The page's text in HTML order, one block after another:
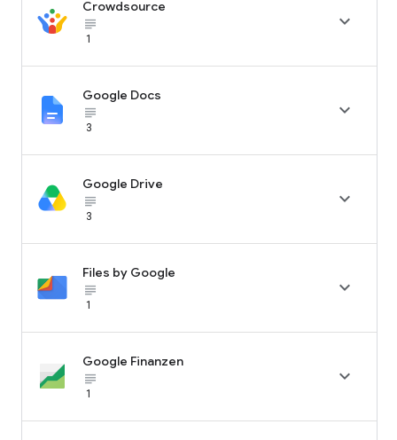
Crowdsource
subject_black
1

Google Docs
subject_black
3

Google Drive
subject_black
3

Files by Google
subject_black
1

Google Finanzen
subject_black
1
